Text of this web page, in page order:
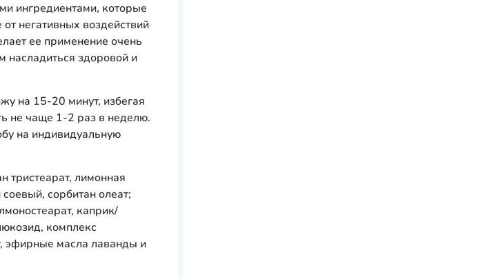
ингредиентами, которые
негативных воздействий
ее применение очень
насладиться здоровой и
на 15-20 минут, избегая
не чаще 1-2 раз в неделю.
на индивидуальную
тристеарат, лимонная
сорбитан олеат;
каприк/
комплекс
эфирные масла лаванды и